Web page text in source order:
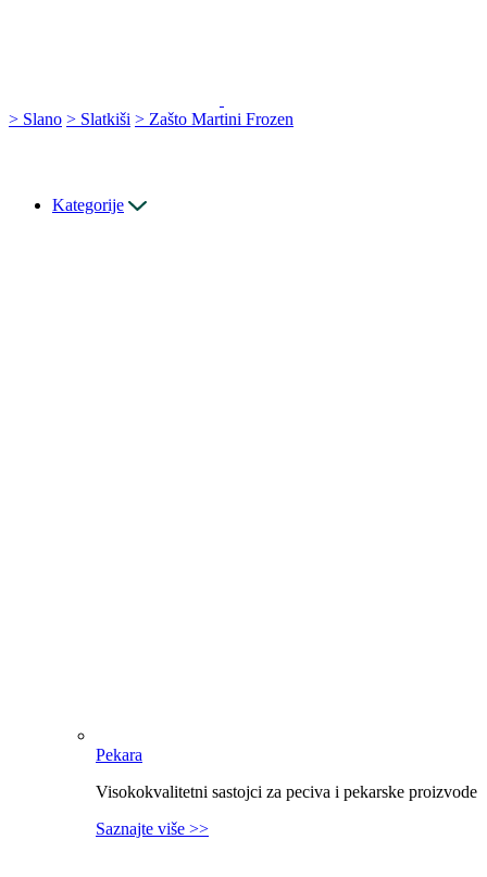
> Slano > Slatkiši > Zašto Martini Frozen
Kategorije
Pekara
Visokokvalitetni sastojci za peciva i pekarske proizvode
Saznajte više >>